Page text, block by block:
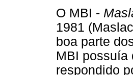
O MBI -
1981
boa parte
MBI possuía
respondido